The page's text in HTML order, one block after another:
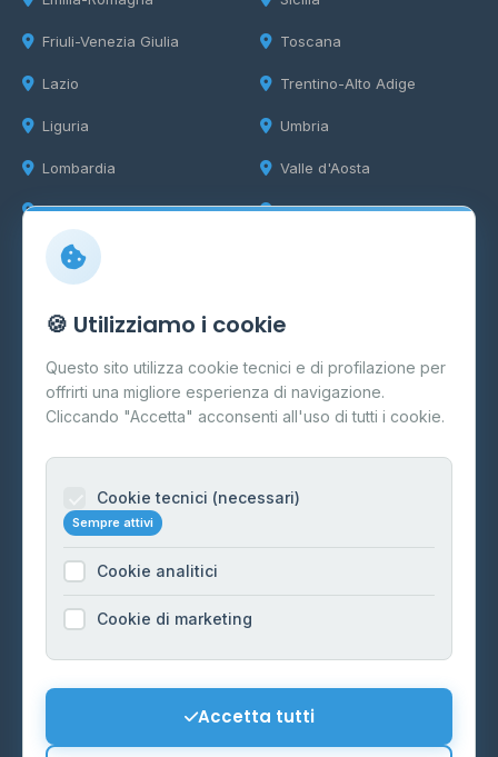
Friuli-Venezia Giulia
Lazio
Liguria
Lombardia
Marche
Toscana
Trentino-Alto Adige
Umbria
Valle d'Aosta
Veneto
Info
Cos'è il GPL
FAQ
Contatti
Informazioni legali
Cookie Policy
Preferenze Cookie
Mappa del sito
🍪 Utilizziamo i cookie
Questo sito utilizza cookie tecnici e di profilazione per
offrirti una migliore esperienza di navigazione.
Cliccando "Accetta" acconsenti all'uso di tutti i cookie.
Cookie tecnici (necessari)
Sempre attivi
Cookie analitici
Cookie di marketing
Accetta tutti